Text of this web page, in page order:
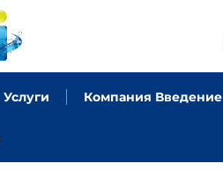
Услуги Компания Введение